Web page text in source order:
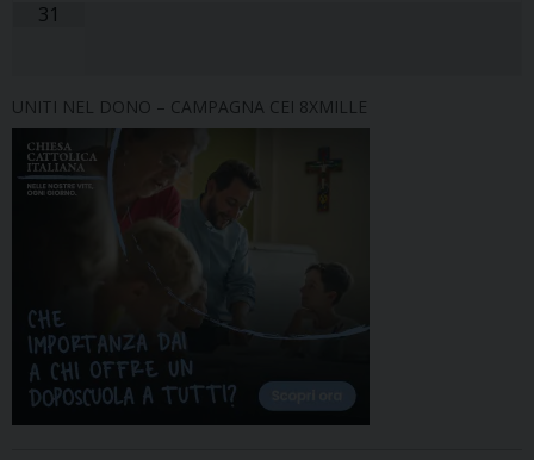
31
UNITI NEL DONO – CAMPAGNA CEI 8XMILLE